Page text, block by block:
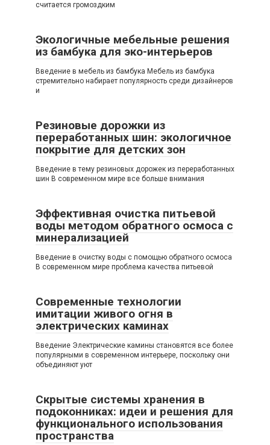
считается громоздким
Экологичные мебельные решения
из бамбука для эко-интерьеров
Введение в мебель из бамбука Мебель из бамбука
стремительно набирает популярность среди дизайнеров
и
Резиновые дорожки из
переработанных шин: экологичное
покрытие для детских зон
Введение в тему резиновых дорожек из переработанных
шин В современном мире все больше внимания
Эффективная очистка питьевой
воды методом обратного осмоса с
минерализацией
Введение в очистку воды с помощью обратного осмоса
В современном мире проблема качества питьевой
Современные технологии
имитации живого огня в
электрических каминах
Введение Электрические камины становятся все более
популярными в современном интерьере, поскольку они
объединяют уют
Скрытые системы хранения в
подоконниках: идеи и решения для
функционального использования
пространства